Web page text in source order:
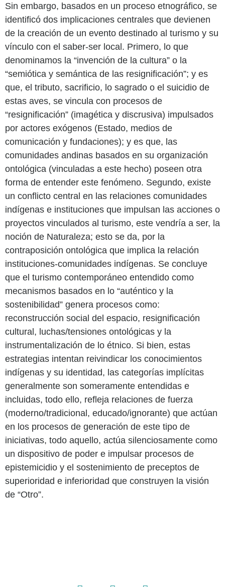
Sin embargo, basados en un proceso etnográfico, se
identificó dos implicaciones centrales que devienen
de la creación de un evento destinado al turismo y su
vínculo con el saber-ser local. Primero, lo que
denominamos la “invención de la cultura” o la
“semiótica y semántica de las resignificación”; y es
que, el tributo, sacrificio, lo sagrado o el suicidio de
estas aves, se vincula con procesos de
“resignificación” (imagética y discrusiva) impulsados
por actores exógenos (Estado, medios de
comunicación y fundaciones); y es que, las
comunidades andinas basados en su organización
ontológica (vinculadas a este hecho) poseen otra
forma de entender este fenómeno. Segundo, existe
un conflicto central en las relaciones comunidades
indígenas e instituciones que impulsan las acciones o
proyectos vinculados al turismo, este vendría a ser, la
noción de Naturaleza; esto se da, por la
contraposición ontológica que implica la relación
instituciones-comunidades indígenas. Se concluye
que el turismo contemporáneo entendido como
mecanismos basados en lo “auténtico y la
sostenibilidad” genera procesos como:
reconstrucción social del espacio, resignificación
cultural, luchas/tensiones ontológicas y la
instrumentalización de lo étnico. Si bien, estas
estrategias intentan reivindicar los conocimientos
indígenas y su identidad, las categorías implícitas
generalmente son someramente entendidas e
incluidas, todo ello, refleja relaciones de fuerza
(moderno/tradicional, educado/ignorante) que actúan
en los procesos de generación de este tipo de
iniciativas, todo aquello, actúa silenciosamente como
un dispositivo de poder e impulsar procesos de
epistemicidio y el sostenimiento de preceptos de
superioridad e inferioridad que construyen la visión
de “Otro”.